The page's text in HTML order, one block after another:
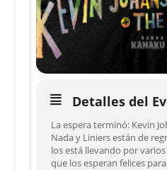
Detalles del
La espera terminó: Kevin
Nada y Liniers están de
los está llevando por
que los esperan felices